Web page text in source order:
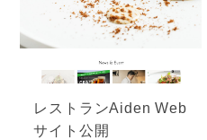
レストランAiden Web
サイト公開